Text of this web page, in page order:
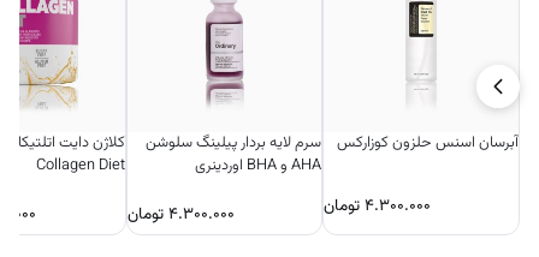
آبرسان اسنس حلزون کوزارکس
۴.۳۰۰.۰۰۰ تومان
سرم لایه بردار پیلینگ سلوشن
AHA و BHA اوردینری
۴.۳۰۰.۰۰۰تومان
Collagen Diet